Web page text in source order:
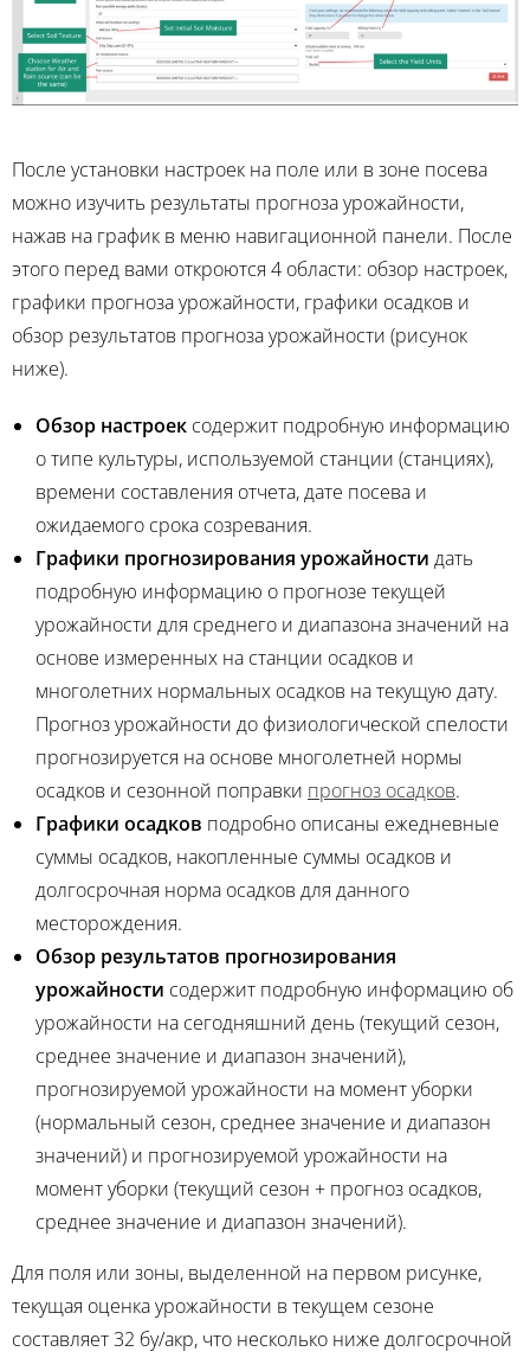
После установки настроек на поле или в зоне посева
можно изучить результаты прогноза урожайности,
нажав на график в меню навигационной панели. После
этого перед вами откроются 4 области: обзор настроек,
графики прогноза урожайности, графики осадков и
обзор результатов прогноза урожайности (рисунок
ниже).
Обзор настроек содержит подробную информацию
о типе культуры, используемой станции (станциях),
времени составления отчета, дате посева и
ожидаемого срока созревания.
Графики прогнозирования урожайности дать
подробную информацию о прогнозе текущей
урожайности для среднего и диапазона значений на
основе измеренных на станции осадков и
многолетних нормальных осадков на текущую дату.
Прогноз урожайности до физиологической спелости
прогнозируется на основе многолетней нормы
осадков и сезонной поправки прогноз осадков.
Графики осадков подробно описаны ежедневные
суммы осадков, накопленные суммы осадков и
долгосрочная норма осадков для данного
месторождения.
Обзор результатов прогнозирования
урожайности содержит подробную информацию об
урожайности на сегодняшний день (текущий сезон,
среднее значение и диапазон значений),
прогнозируемой урожайности на момент уборки
(нормальный сезон, среднее значение и диапазон
значений) и прогнозируемой урожайности на
момент уборки (текущий сезон + прогноз осадков,
среднее значение и диапазон значений).
Для поля или зоны, выделенной на первом рисунке,
текущая оценка урожайности в текущем сезоне
составляет 32 бу/акр, что несколько ниже долгосрочной